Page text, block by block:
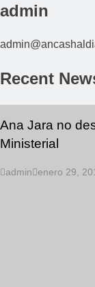
admin
Recent
Ana Jara no
Ministerial
admin enero 29,